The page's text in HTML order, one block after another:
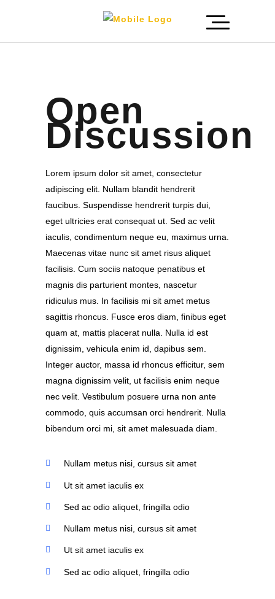
Open
Discussion
Lorem ipsum dolor sit amet, consectetur
adipiscing elit. Nullam blandit hendrerit
faucibus. Suspendisse hendrerit turpis dui,
eget ultricies erat consequat ut. Sed ac velit
iaculis, condimentum neque eu, maximus urna.
Maecenas vitae nunc sit amet risus aliquet
facilisis. Cum sociis natoque penatibus et
magnis dis parturient montes, nascetur
ridiculus mus. In facilisis mi sit amet metus
sagittis rhoncus. Fusce eros diam, finibus eget
quam at, mattis placerat nulla. Nulla id est
dignissim, vehicula enim id, dapibus sem.
Integer auctor, massa id rhoncus efficitur, sem
magna dignissim velit, ut facilisis enim neque
nec velit. Vestibulum posuere urna non ante
commodo, quis accumsan orci hendrerit. Nulla
bibendum orci mi, sit amet malesuada diam.
Nullam metus nisi, cursus sit amet
Ut sit amet iaculis ex
Sed ac odio aliquet, fringilla odio
Nullam metus nisi, cursus sit amet
Ut sit amet iaculis ex
Sed ac odio aliquet, fringilla odio